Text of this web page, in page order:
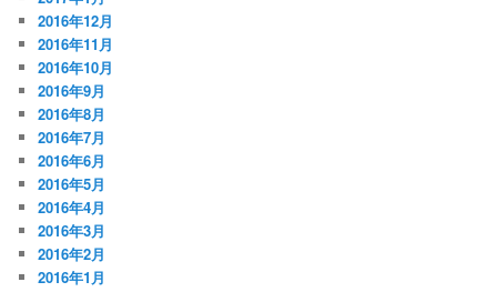
2016年12月
2016年11月
2016年10月
2016年9月
2016年8月
2016年7月
2016年6月
2016年5月
2016年4月
2016年3月
2016年2月
2016年1月